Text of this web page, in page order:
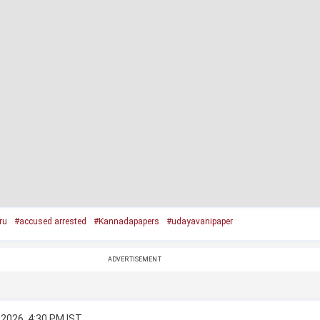
#accused arrested #Kannadapapers #udayavanipaper
ADVERTISEMENT